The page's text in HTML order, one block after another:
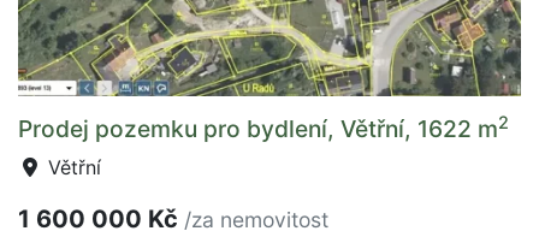
Prodej pozemku pro bydlení, Větřní, 1622 m2
Větřní
1 600 000 Kč /za nemovitost